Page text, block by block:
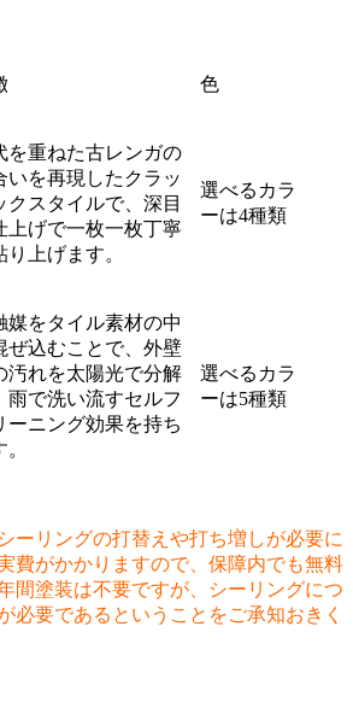
色
を重ねた古レンガの
いを再現したクラッ
クスタイルで、深目
上げで一枚一枚丁寧
り上げます。
選べるカラ
ーは4種類
媒をタイル素材の中
ぜ込むことで、外壁
汚れを太陽光で分解
雨で洗い流すセルフ
ーニング効果を持ち
選べるカラ
ーは5種類
ーリングの打替えや打ち増しが必要に
費がかかりますので、保障内でも無料
間塗装は不要ですが、シーリングにつ
必要であるということをご承知おきく